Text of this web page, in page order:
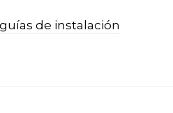
de instalación